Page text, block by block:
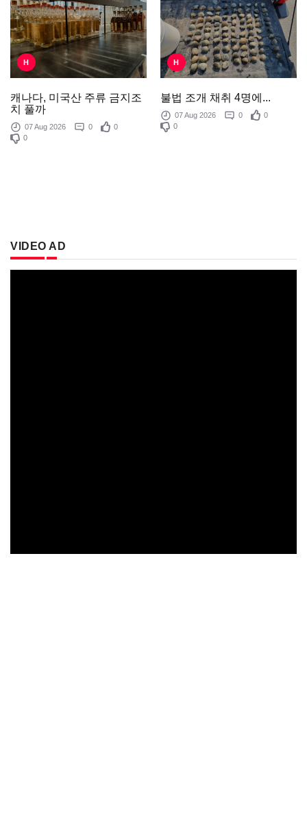
H
캐나다, 미국산 주류 금지조
치 풀까
07 Aug 2026 0
0
0
H
불법 조개 채취 4명에...
07 Aug 2026 0
0
0
VIDEO AD